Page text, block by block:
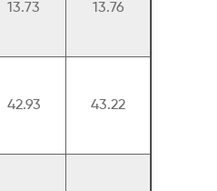
13.73 13.76
42.93 43.22